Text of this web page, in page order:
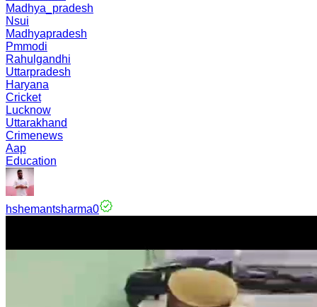
Madhya_pradesh
Nsui
Madhyapradesh
Pmmodi
Rahulgandhi
Uttarpradesh
Haryana
Cricket
Lucknow
Uttarakhand
Crimenews
Aap
Education
hshemantsharma0